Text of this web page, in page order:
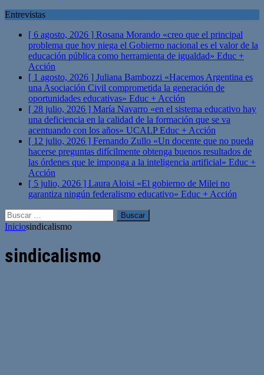
Entrevistas
[ 6 agosto, 2026 ] Rosana Morando «creo que el principal
problema que hoy niega el Gobierno nacional es el valor de la
educación pública como herramienta de igualdad» Educ +
Acción
[ 1 agosto, 2026 ] Juliana Bambozzi «Hacemos Argentina es
una Asociación Civil comprometida la generación de
oportunidades educativas» Educ + Acción
[ 28 julio, 2026 ] María Navarro «en el sistema educativo hay
una deficiencia en la calidad de la formación que se va
acentuando con los años» UCALPEduc + Acción
[ 12 julio, 2026 ] Fernando Zullo «Un docente que no pueda
hacerse preguntas difícilmente obtenga buenos resultados de
las órdenes que le imponga a la inteligencia artificial» Educ +
Acción
[ 5 julio, 2026 ] Laura Aloisi «El gobierno de Milei no
garantiza ningún federalismo educativo» Educ + Acción
Buscar:
Iniciosindicalismo
sindicalismo